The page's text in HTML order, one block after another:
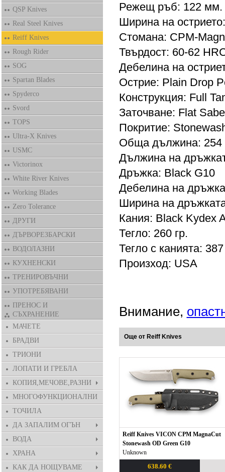
QSP Knives
Real Steel Knives
Reiff Knives
Rough Rider
SOG
Spartan Blades
Spyderco
Svord
TOPS
Ultra-X Knives
USMC
Victorinox
White River Knives
Working Blades
Zero Tolerance
ДРУГИ
ДЪРВОРЕЗБАРСКИ
ВОДОЛАЗНИ
КУХНЕНСКИ
ТРЕНИРОВЪЧНИ
УПОТРЕБЯВАНИ
ПРЕНОС И
СЪХРАНЕНИЕ
МАЧЕТЕ
БРАДВИ
ТРИОНИ
ЛОПАТИ И ГРЕБЛА
КОПИЯ,МЕЧОВЕ,РАЗНИ
МНОГОФУНКЦИОНАЛНИ
ТОЧИЛА
ДА ЗАПАЛИМ ОГЪН
ВОДА
ХРАНА
КАК ДА НОЩУВАМЕ
Режещ ръб: 122 мм.
Ширина на
Стомана: CPM-
Твърдост: 60-62
Дебелина на
Острие: Plain Drop
Конструкция: Full
Заточване: Flat
Покритие:
Обща дължина:
Дължина на
Дръжка: Black G10
Дебелина на
Ширина на
Кания: Black Kydex
Тегло: 260 гр.
Тегло с канията: 387
Произход: USA
Внимание,
Още от Reiff Knives
Reiff Knives VICON CPM MagnaCut
Stonewash OD Green G10
Unknown
638.60 €